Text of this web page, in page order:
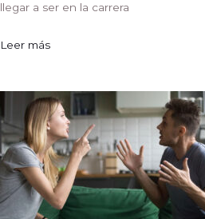
llegar a ser en la carrera
Leer más